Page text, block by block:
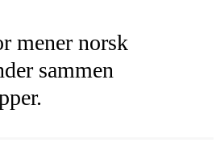
mener norsk
sammen